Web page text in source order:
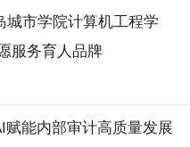
城市学院计算机工程学
服务育人品牌
能内部审计高质量发展